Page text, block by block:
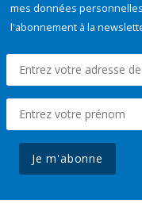
mes données
l'abonnement à la
Je m'abonne